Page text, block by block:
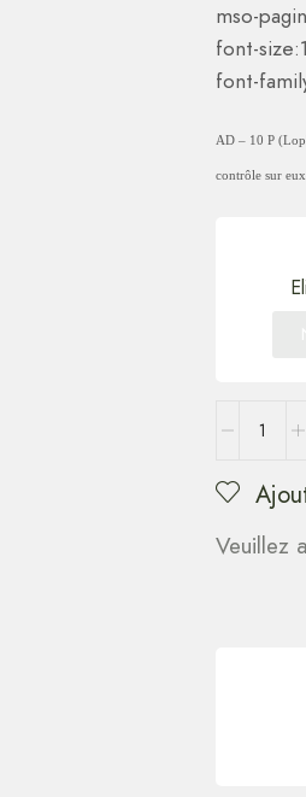
mso-
font-
font-
AD – 10 P
contrôle sur
Veuillez